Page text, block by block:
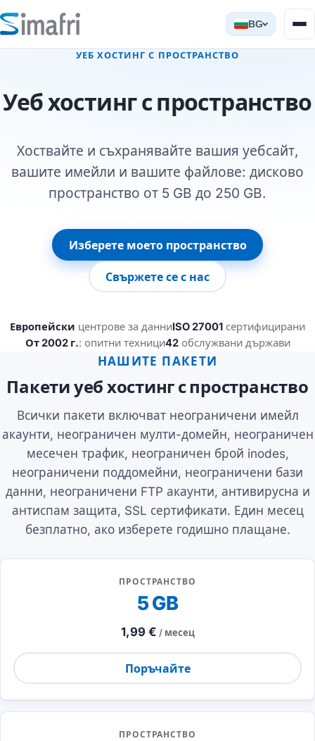
BG
УЕБ ХОСТИНГ С ПРОСТРАНСТВО
Уеб хостинг с пространство
Хоствайте и съхранявайте вашия уебсайт,
вашите имейли и вашите файлове: дисково
пространство от 5 GB до 250 GB.
Изберете моето пространство
Свържете се с нас
Европейски центрове за данниISO 27001 сертифицирани
От 2002 г.: опитни техници42обслужвани държави
НАШИТЕ ПАКЕТИ
Пакети уеб хостинг с пространство
Всички пакети включват неограничени имейл
акаунти, неограничен мулти-домейн, неограничен
месечен трафик, неограничен брой inodes,
неограничени поддомейни, неограничени бази
данни, неограничени FTP акаунти, антивирусна и
антиспам защита, SSL сертификати. Един месец
безплатно, ако изберете годишно плащане.
ПРОСТРАНСТВО
5 GB
1,99 € / месец
Поръчайте
ПРОСТРАНСТВО